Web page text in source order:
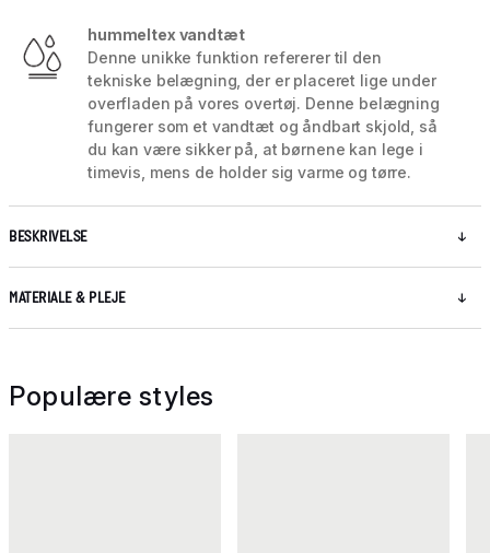
hummeltex vandtæt
Denne unikke funktion refererer til den
tekniske belægning, der er placeret lige under
overfladen på vores overtøj. Denne belægning
fungerer som et vandtæt og åndbart skjold, så
du kan være sikker på, at børnene kan lege i
timevis, mens de holder sig varme og tørre.
BESKRIVELSE
MATERIALE & PLEJE
Populære styles